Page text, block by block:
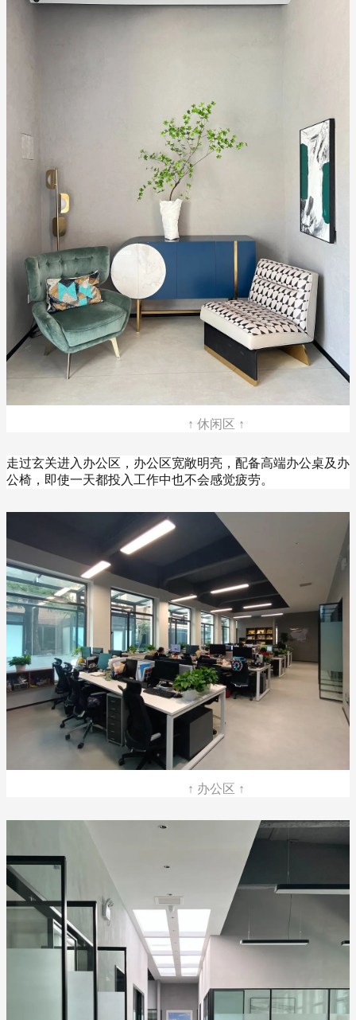
↑ 休闲区 ↑
走过玄关进入办公区，办公区宽敞明亮，配备高端办公桌及办
公椅，即使一天都投入工作中也不会感觉疲劳。
↑ 办公区 ↑